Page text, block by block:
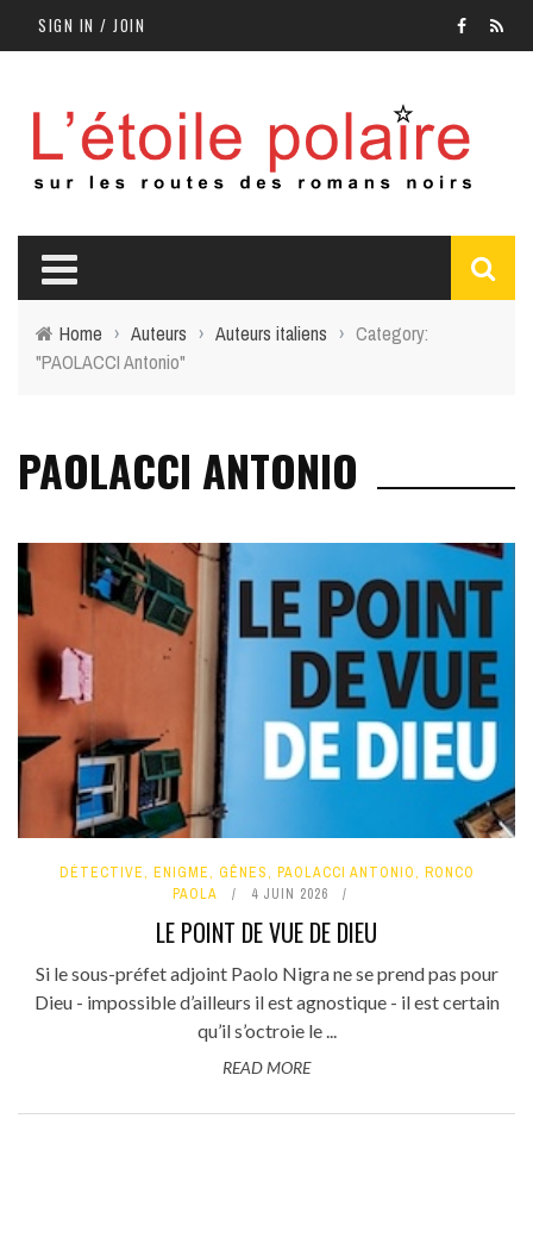
SIGN IN / JOIN
Home › Auteurs › Auteurs italiens › Category:
"PAOLACCI Antonio"
PAOLACCI ANTONIO
DÉTECTIVE, ENIGME, GÊNES, PAOLACCI ANTONIO, RONCO
PAOLA
4 JUIN 2026
LE POINT DE VUE DE DIEU
Si le sous-préfet adjoint Paolo Nigra ne se prend pas pour
Dieu - impossible d’ailleurs il est agnostique - il est certain
qu’il s’octroie le ...
READ MORE